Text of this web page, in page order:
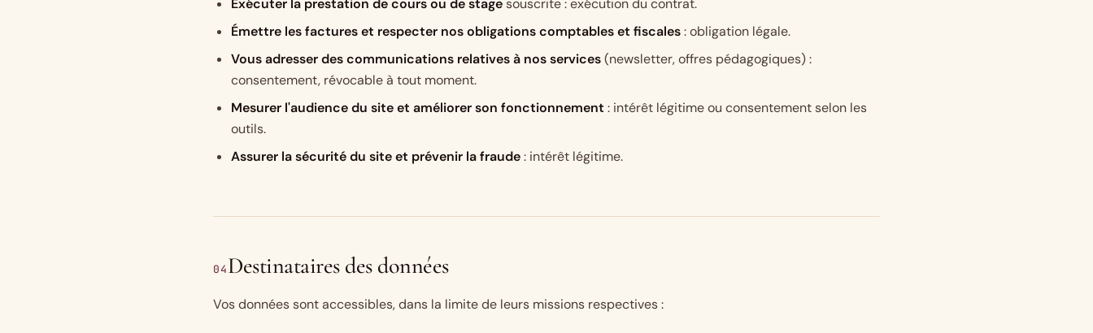
Exécuter la prestation de cours ou de stagesouscrite : exécution du contrat.
Émettre les factures et respecter nos obligations comptables et fiscales: obligation légale.
Vous adresser des communications relatives à nos services(newsletter, offres pédagogiques) :
consentement, révocable à tout moment.
Mesurer l'audience du site et améliorer son fonctionnement : intérêt légitime ou consentement selon les
outils.
Assurer la sécurité du site et prévenir la fraude: intérêt légitime.
04Destinataires des données
Vos données sont accessibles, dans la limite de leurs missions respectives :